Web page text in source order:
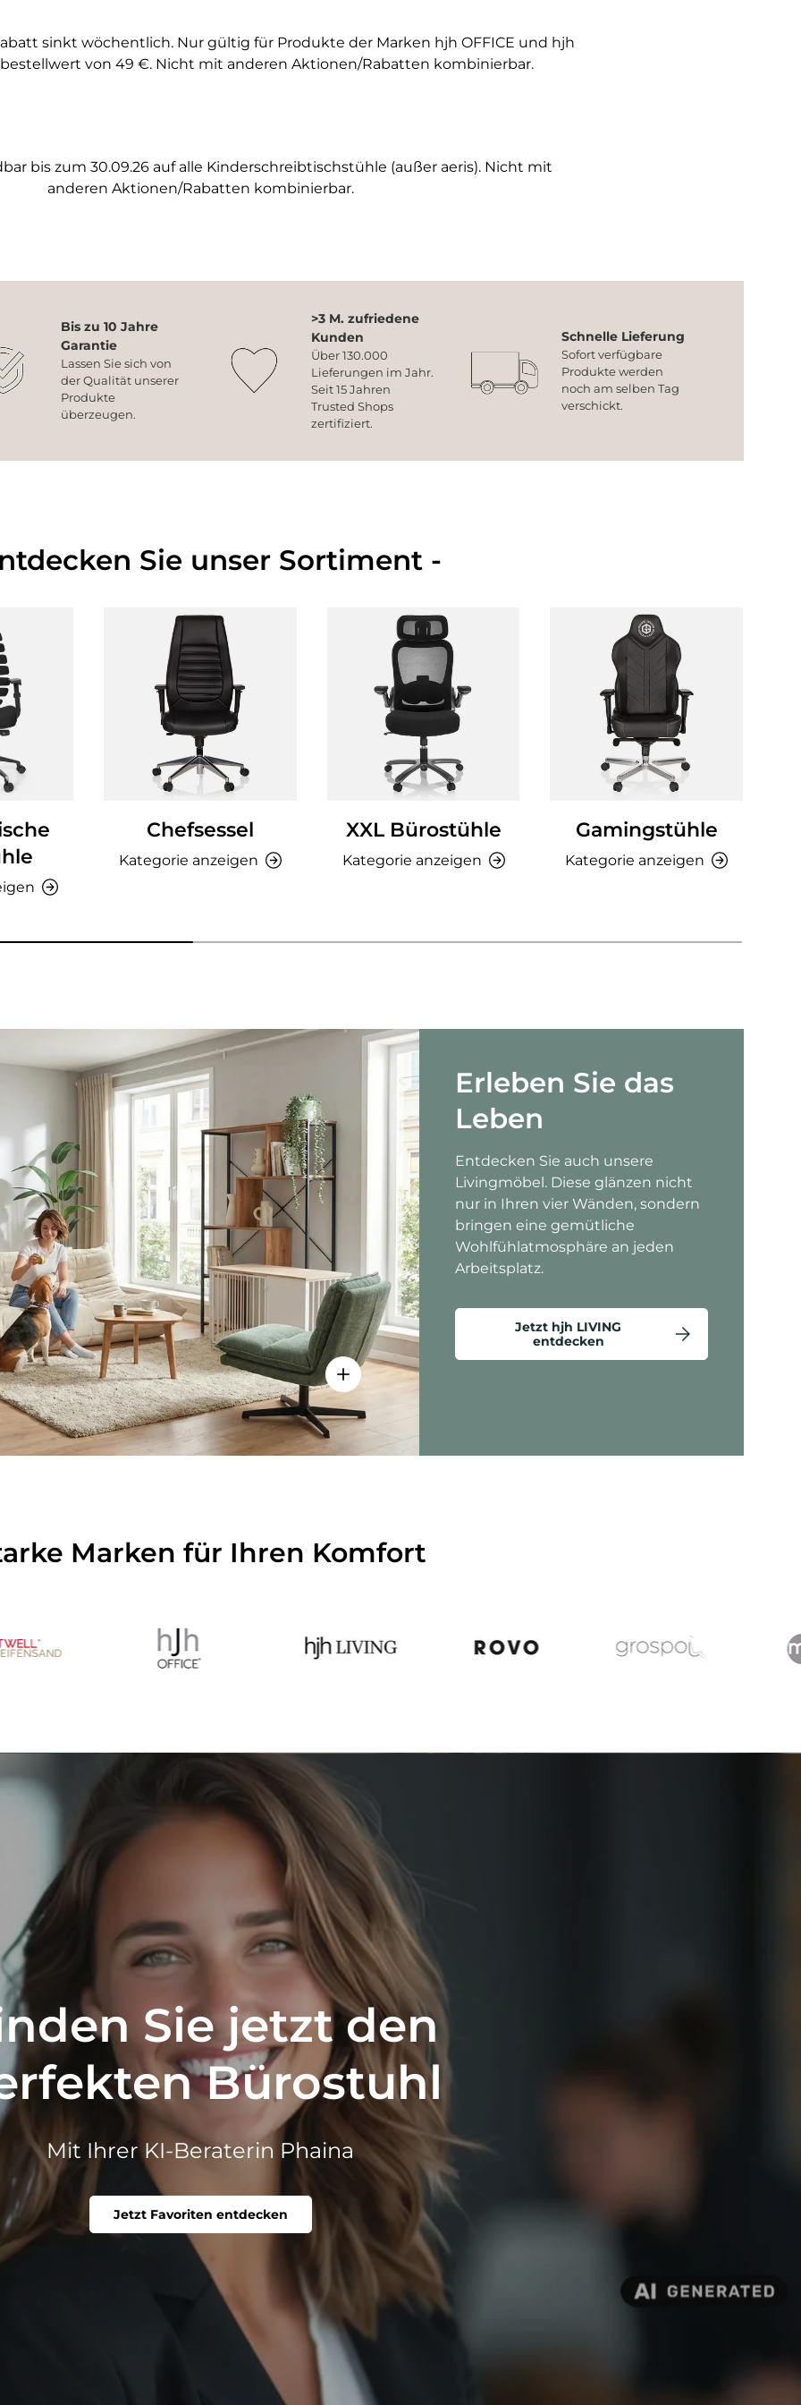
sinkt wöchentlich. Nur gültig für Produkte der Marken hjh OFFICE und hjh
von 49 €. Nicht mit anderen Aktionen/Rabatten kombinierbar.
bis zum 30.09.26 auf alle Kinderschreibtischstühle (außer aeris). Nicht mit
anderen Aktionen/Rabatten kombinierbar.
Bis zu 10 Jahre
Garantie
Lassen Sie sich von
der Qualität unserer
Produkte
überzeugen.
>3 M. zufriedene
Kunden
Über 130.000
Lieferungen im Jahr.
Seit 15 Jahren
Trusted Shops
zertifiziert.
Schnelle Lieferung
Sofort verfügbare
Produkte werden
noch am selben Tag
verschickt.
Sie unser Sortiment -
Chefsessel
Kategorie anzeigen
XXL Bürostühle
Kategorie anzeigen
Gamingstühle
Kategorie anzeigen
Einzelheiten anzeigen - Criss-Cross 20 - Loungesessel
- AMIO H - Büroschrank
anzeigen - Sitzolo 2 - Loungesessel
Erleben Sie das
Leben
Entdecken Sie auch unsere
Livingmöbel. Diese glänzen nicht
nur in Ihren vier Wänden, sondern
bringen eine gemütliche
Wohlfühlatmosphäre an jeden
Arbeitsplatz.
Jetzt hjh LIVING
entdecken
Marken für Ihren Komfort
Sie jetzt den
Bürostuhl
Mit Ihrer KI-Beraterin Phaina
Jetzt Favoriten entdecken